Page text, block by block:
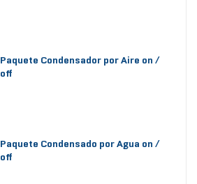
Paquete Condensador por Aire on /
off
Paquete Condensado por Agua on /
off